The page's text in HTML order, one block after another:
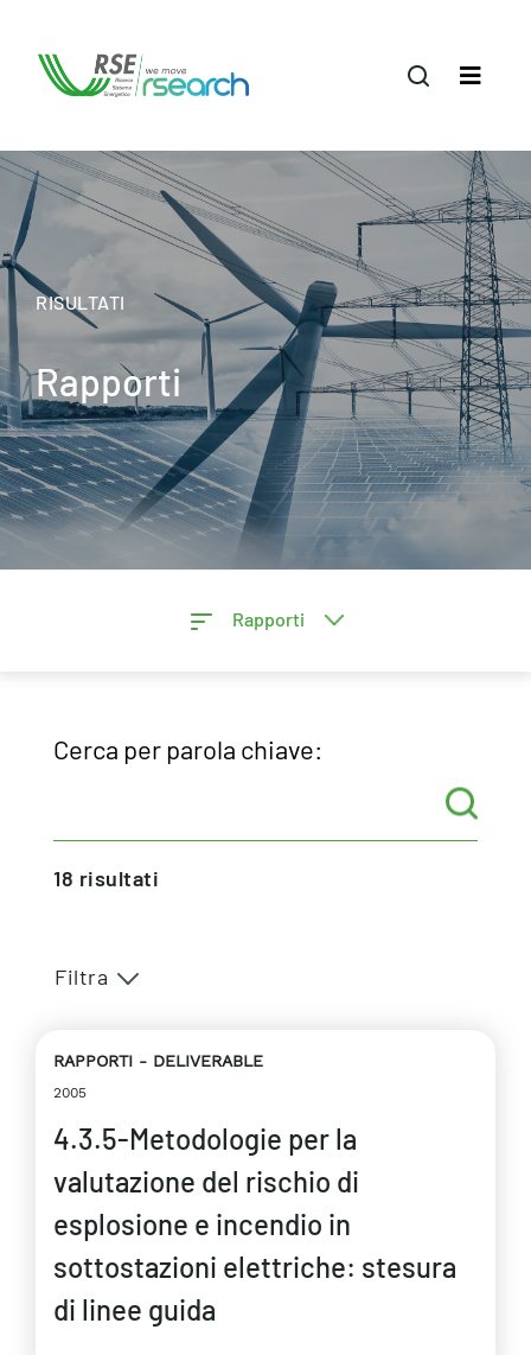
RISULTATI
Rapporti
Rapporti
Cerca per parola chiave:
18 risultati
Filtra
RAPPORTI DELIVERABLE
2005
4.3.5-Metodologie per la
valutazione del rischio di
esplosione e incendio in
sottostazioni elettriche: stesura
di linee guida